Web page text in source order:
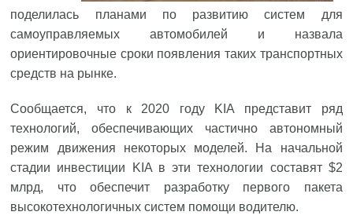
поделилась планами по развитию систем для
самоуправляемых автомобилей и назвала
ориентировочные сроки появления таких транспортных
средств на рынке.
Сообщается, что к 2020 году KIA представит ряд
технологий, обеспечивающих частично автономный
режим движения некоторых моделей. На начальной
стадии инвестиции KIA в эти технологии составят $2
млрд, что обеспечит разработку первого пакета
высокотехнологичных систем помощи водителю.